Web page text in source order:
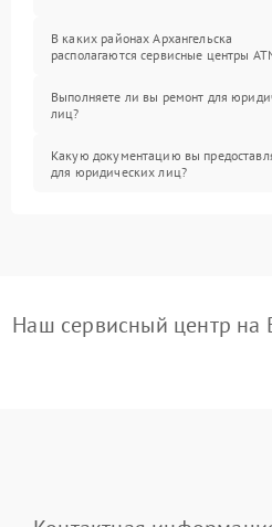
В каких районах Архангельска
располагаются сервисные центры
Выполняете ли вы ремонт для
лиц?
Какую документацию вы
для юридических лиц?
Наш сервисный центр на